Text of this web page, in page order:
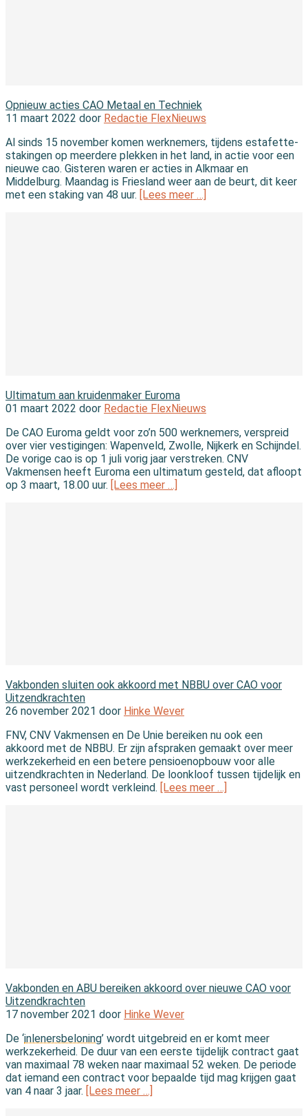
Opnieuw acties CAO Metaal en Techniek
11 maart 2022 door Redactie FlexNieuws
Al sinds 15 november komen werknemers, tijdens estafette-
stakingen op meerdere plekken in het land, in actie voor een
nieuwe cao. Gisteren waren er acties in Alkmaar en
Middelburg. Maandag is Friesland weer aan de beurt, dit keer
met een staking van 48 uur. [Lees meer …]
Ultimatum aan kruidenmaker Euroma
01 maart 2022 door Redactie FlexNieuws
De CAO Euroma geldt voor zo’n 500 werknemers, verspreid
over vier vestigingen: Wapenveld, Zwolle, Nijkerk en Schijndel.
De vorige cao is op 1 juli vorig jaar verstreken. CNV
Vakmensen heeft Euroma een ultimatum gesteld, dat afloopt
op 3 maart, 18.00 uur. [Lees meer …]
Vakbonden sluiten ook akkoord met NBBU over CAO voor
Uitzendkrachten
26 november 2021 door Hinke Wever
FNV, CNV Vakmensen en De Unie bereiken nu ook een
akkoord met de NBBU. Er zijn afspraken gemaakt over meer
werkzekerheid en een betere pensioenopbouw voor alle
uitzendkrachten in Nederland. De loonkloof tussen tijdelijk en
vast personeel wordt verkleind.
[Lees meer …]
Vakbonden en ABU bereiken akkoord over nieuwe CAO voor
Uitzendkrachten
17 november 2021 door Hinke Wever
De ‘inlenersbeloning’ wordt uitgebreid en er komt meer
werkzekerheid. De duur van een eerste tijdelijk contract gaat
van maximaal 78 weken naar maximaal 52 weken. De periode
dat iemand een contract voor bepaalde tijd mag krijgen gaat
van 4 naar 3 jaar. [Lees meer …]